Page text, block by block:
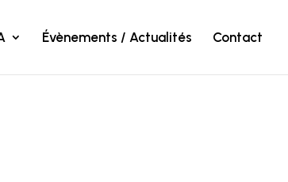
Évènements / Actualités Contact